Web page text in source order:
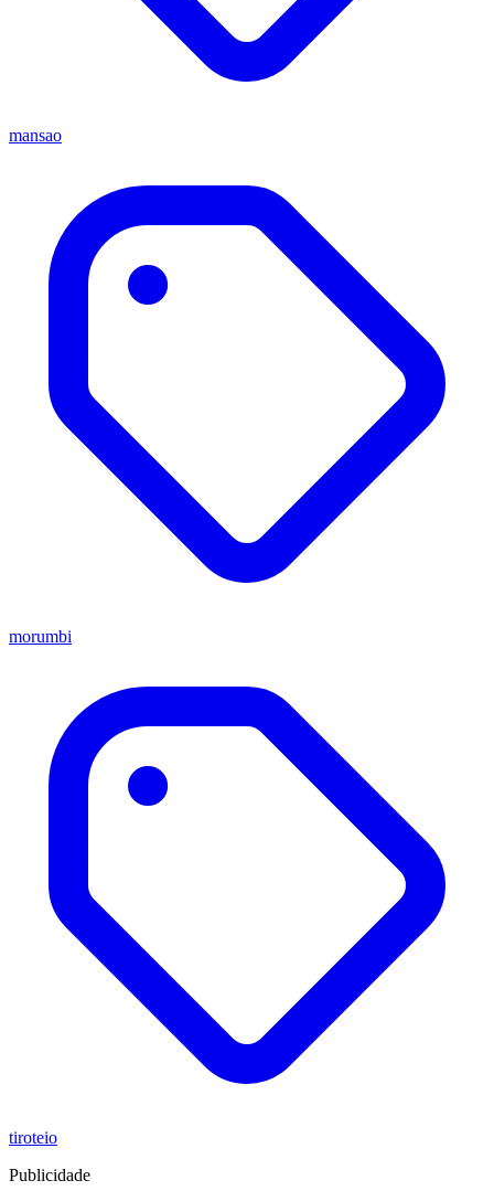
mansao
morumbi
tiroteio
Publicidade